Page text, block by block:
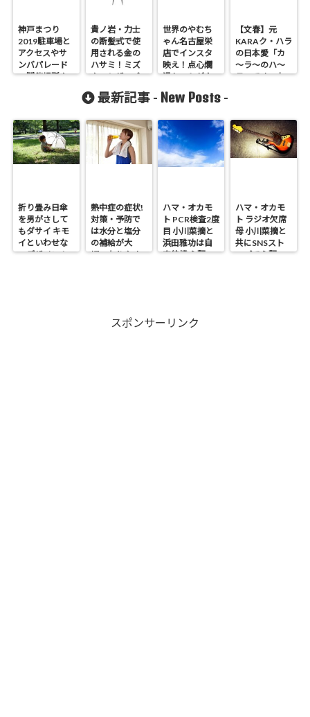
神戸まつり
2019駐車場と
アクセスやサ
ンバパレード
の開催場所や
貴ノ岩・力士
の断髪式で使
用される金の
ハサミ！ミズ
タニシザーズ
世界のやむち
ゃん名古屋栄
店でインスタ
映え！点心爛
漫セットが人
【文春】元
KARAク・ハラ
の日本愛「カ
～ラ～のハ～
ラ～です」お
最新記事 - New Posts -
折り畳み日傘
を男がさして
もダサイ キモ
イといわせな
いデザイン！
熱中症の症状!
対策・予防で
は水分と塩分
の補給が大
切・なりやす
ハマ・オカモ
ト PCR検査2度
目 小川菜摘と
浜田雅功は自
宅待機 心配の
ハマ・オカモ
ト ラジオ欠席
母 小川菜摘と
共にSNSスト
ップで心配の
スポンサーリンク